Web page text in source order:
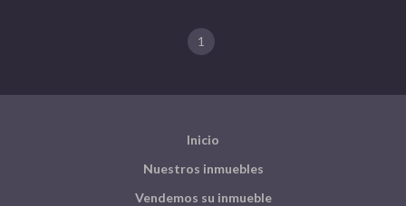
1
Inicio
Nuestros inmuebles
Vendemos su inmueble